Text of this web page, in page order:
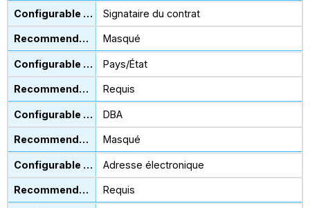
Signataire du contrat
Masqué
Pays/État
Requis
DBA
Masqué
Adresse électronique
Requis